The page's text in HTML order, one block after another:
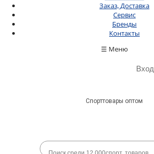
Заказ, Доставка
Сервис
Бренды
Контакты
☰ Меню
Вход
Спорттовары оптом